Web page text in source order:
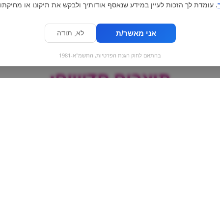
מוצרים חדשים:
. עומדת לך הזכות לעיין במידע שנאסף אודותיך ולבקש את תיקונו או
אני מאשר/ת לא, תודה
בהתאם לחוק הגנת הפרטיות, התשמ"א-1981